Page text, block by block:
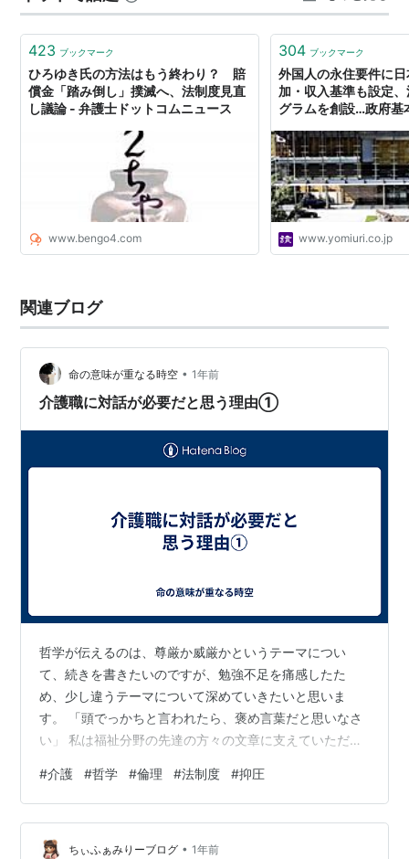
423 ブックマーク
ひろゆき氏の方法はもう終わり？ 賠
償金「踏み倒し」撲滅へ、法制度見直
し議論 - 弁護士ドットコムニュース
www.bengo4.com
304 ブックマーク
外国人の永住要件に
加・収入基準も設定
グラムを創設…政府基
www.yomiuri.co.jp
関連ブログ
命の意味が重なる時空 • 1年前
介護職に対話が必要だと思う理由①
哲学が伝えるのは、尊厳か威厳かというテーマについ
て、続きを書きたいのですが、勉強不足を痛感したた
め、少し違うテーマについて深めていきたいと思いま
す。 「頭でっかちと言われたら、褒め言葉だと思いなさ
い」 私は福祉分野の先達の方々の文章に支えていただい
なかで私は特に頭でっかちであると思います。ただそれ
は、意図して頭でっかちでいようとしているためでもあ
ります。学部時代にお世話になった大学の先生が、「頭
でっかちだと言われたら、褒め言葉だと思いなさい」と
#介護 #哲学 #倫理 #法制度 #抑圧
ちぃふぁみりーブログ • 1年前